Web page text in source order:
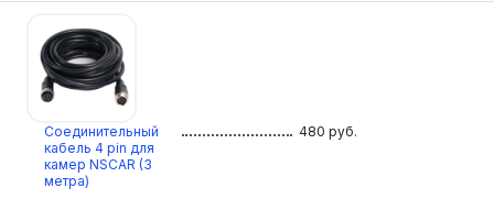
Соединительный
кабель 4 pin для
камер NSCAR (3
метра)
480 руб.